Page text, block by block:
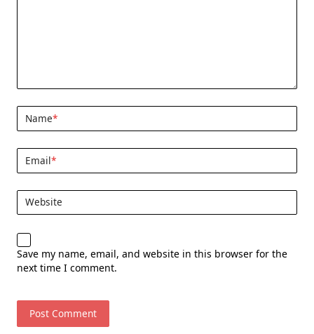
Name*
Email*
Website
Save my name, email, and website in this browser for the
next time I comment.